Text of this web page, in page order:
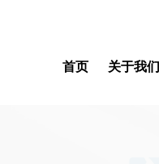
首页 关于我们